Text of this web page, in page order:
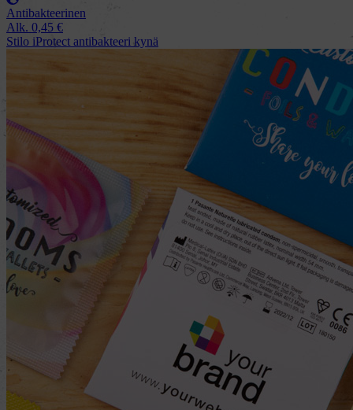
Antibakteerinen
Alk. 0,45 €
Stilo iProtect antibakteeri kynä